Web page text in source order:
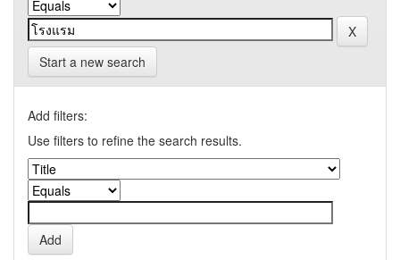
Start a new search
Add filters:
Use filters to refine the search results.